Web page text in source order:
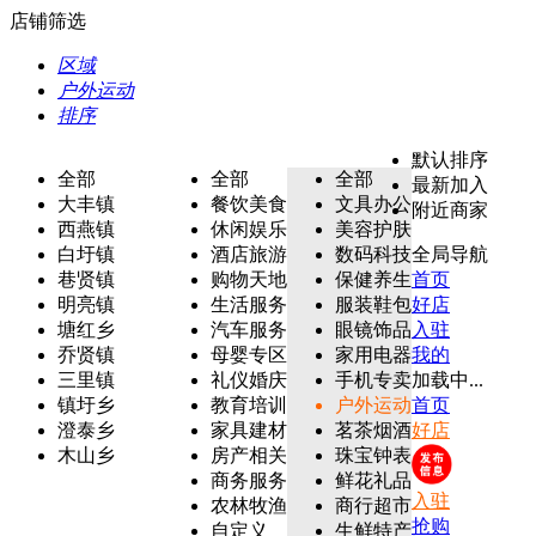
店铺筛选
区域
户外运动
排序
全部
大丰镇
西燕镇
白圩镇
巷贤镇
明亮镇
塘红乡
乔贤镇
三里镇
镇圩乡
澄泰乡
木山乡
全部
餐饮美食
休闲娱乐
酒店旅游
购物天地
生活服务
汽车服务
母婴专区
礼仪婚庆
教育培训
家具建材
房产相关
商务服务
农林牧渔
自定义
全部
文具办公
美容护肤
数码科技
保健养生
服装鞋包
眼镜饰品
家用电器
手机专卖
户外运动
茗茶烟酒
珠宝钟表
鲜花礼品
商行超市
生鲜特产
默认排序
最新加入
附近商家
全局导航
首页
好店
入驻
我的
加载中...
首页
好店
入驻
抢购